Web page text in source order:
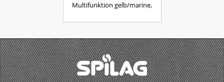
Multifunktion gelb/marine,